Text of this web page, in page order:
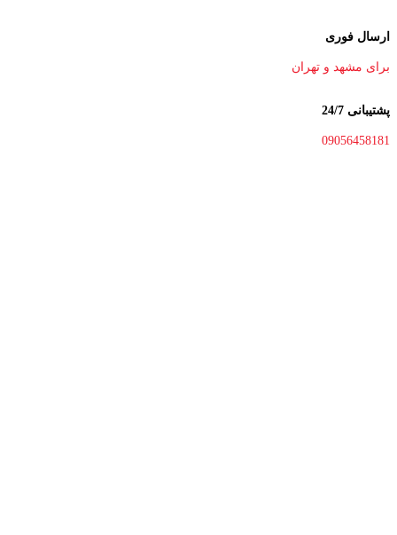
ارسال فوری
برای مشهد و تهران
پشتیبانی 24/7
09056458181